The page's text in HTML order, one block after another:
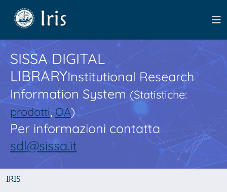
SISSA DIGITAL
LIBRARYInstitutional Research
Information System(Statistiche:
prodotti,OA)
Per informazioni contatta
sdl@sissa.it
IRIS